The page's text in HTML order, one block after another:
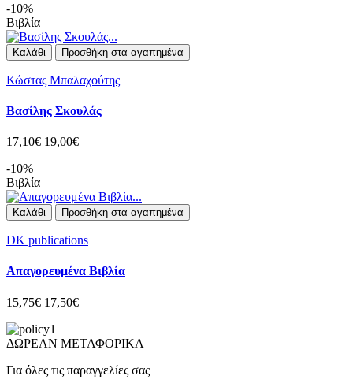
-10%
Βιβλία
Καλάθι Προσθήκη στα αγαπημένα
Κώστας Μπαλαχούτης
Βασίλης Σκουλάς
17,10€ 19,00€
-10%
Βιβλία
Καλάθι Προσθήκη στα αγαπημένα
DK publications
Απαγορευμένα Βιβλία
15,75€ 17,50€
ΔΩΡΕΑΝ ΜΕΤΑΦΟΡΙΚΑ
Για όλες τις παραγγελίες σας